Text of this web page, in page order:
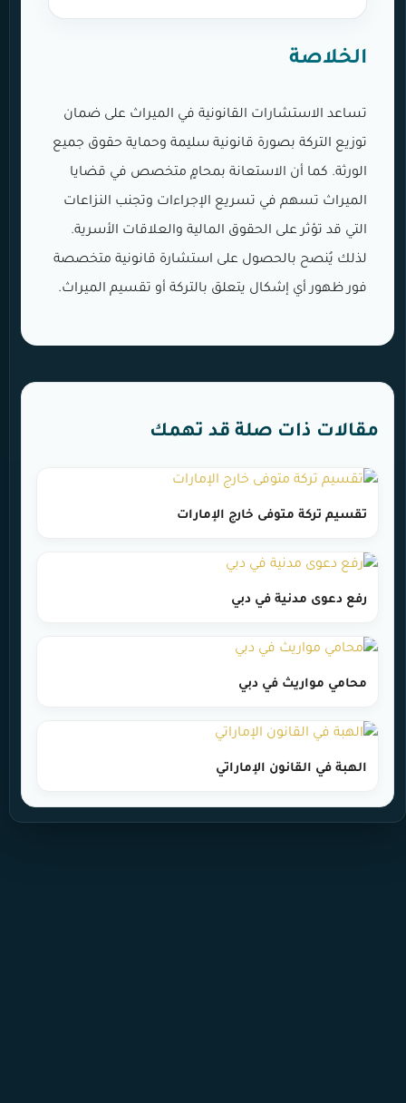
الخلاصة
تساعد الاستشارات القانونية في الميراث على ضمان
توزيع التركة بصورة قانونية سليمة وحماية حقوق جميع
الورثة. كما أن الاستعانة بمحامٍ متخصص في قضايا
الميراث تسهم في تسريع الإجراءات وتجنب النزاعات
التي قد تؤثر على الحقوق المالية والعلاقات الأسرية.
لذلك يُنصح بالحصول على استشارة قانونية متخصصة
فور ظهور أي إشكال يتعلق بالتركة أو تقسيم الميراث.
مقالات ذات صلة قد تهمك
تقسيم تركة متوفى خارج الإمارات
رفع دعوى مدنية في دبي
محامي مواريث في دبي
الهبة في القانون الإماراتي